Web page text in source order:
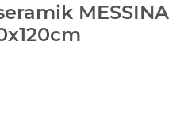
MESSINA